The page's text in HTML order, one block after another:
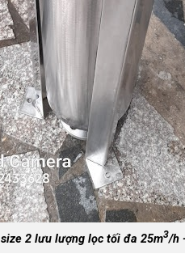
2 lưu lượng lọc tối đa 25m3/h